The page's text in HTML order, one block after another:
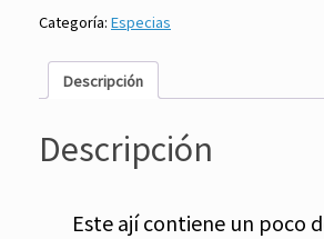
gr
Assi
cantidad
Categoría: Especias
Descripción
Descripción
Este ají contiene un poco